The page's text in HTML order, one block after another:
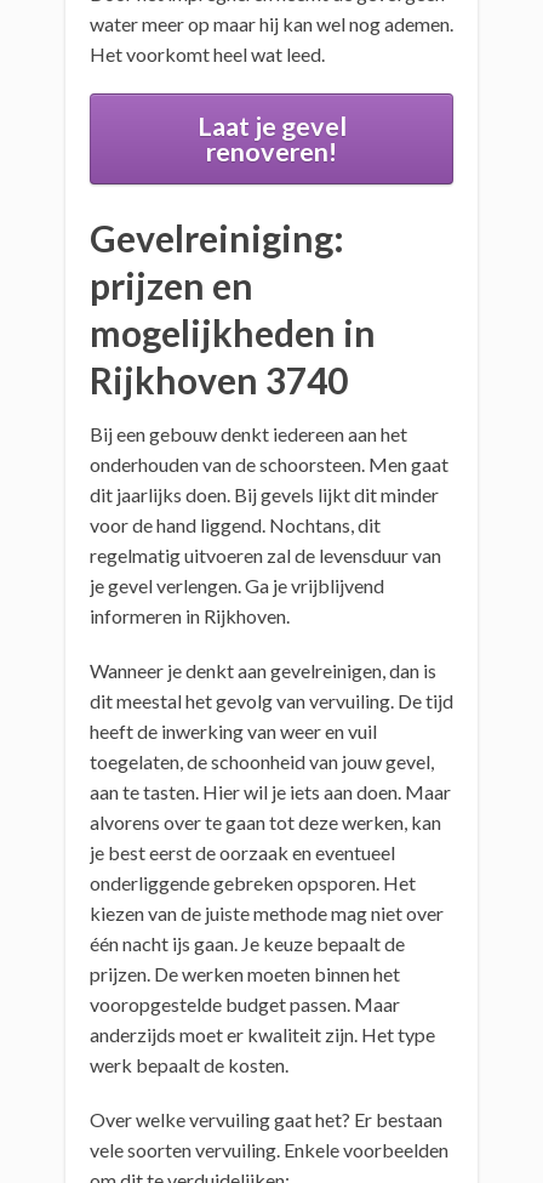
water meer op maar hij kan wel nog ademen.
Het voorkomt heel wat leed.
Laat je gevel
renoveren!
Gevelreiniging:
prijzen en
mogelijkheden in
Rijkhoven 3740
Bij een gebouw denkt iedereen aan het
onderhouden van de schoorsteen. Men gaat
dit jaarlijks doen. Bij gevels lijkt dit minder
voor de hand liggend. Nochtans, dit
regelmatig uitvoeren zal de levensduur van
je gevel verlengen. Ga je vrijblijvend
informeren in Rijkhoven.
Wanneer je denkt aan gevelreinigen, dan is
dit meestal het gevolg van vervuiling. De tijd
heeft de inwerking van weer en vuil
toegelaten, de schoonheid van jouw gevel,
aan te tasten. Hier wil je iets aan doen. Maar
alvorens over te gaan tot deze werken, kan
je best eerst de oorzaak en eventueel
onderliggende gebreken opsporen. Het
kiezen van de juiste methode mag niet over
één nacht ijs gaan. Je keuze bepaalt de
prijzen. De werken moeten binnen het
vooropgestelde budget passen. Maar
anderzijds moet er kwaliteit zijn. Het type
werk bepaalt de kosten.
Over welke vervuiling gaat het? Er bestaan
vele soorten vervuiling. Enkele voorbeelden